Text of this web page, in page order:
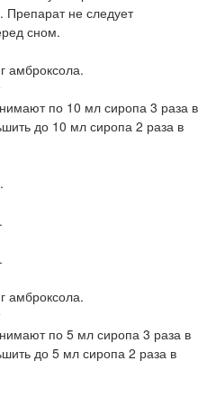
Препарат не следует
сном.
амброксола.
по 10 мл сиропа 3 раза в
до 10 мл сиропа 2 раза в
амброксола.
по 5 мл сиропа 3 раза в
до 5 мл сиропа 2 раза в